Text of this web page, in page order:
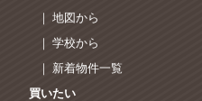
｜ 地図から
｜ 学校から
｜ 新着物件一覧
買いたい